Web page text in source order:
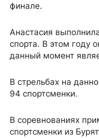
финале.
Анастасия
спорта. В этом году
данный момент
В стрельбах на
94 спортсменки.
В соревнованиях
спортсменки из